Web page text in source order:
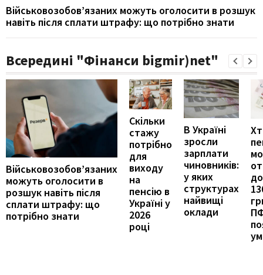
Військовозобов’язаних можуть оголосити в розшук
навіть після сплати штрафу: що потрібно знати
Всередині "Фінанси bigmir)net"
Військовозобов’язаних
можуть оголосити в
розшук навіть після
сплати штрафу: що
потрібно знати
Скільки
стажу
потрібно
для
виходу
на
пенсію в
Україні у
2026
році
В Україні
зросли
зарплати
чиновників:
у яких
структурах
найвищі
оклади